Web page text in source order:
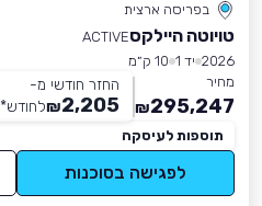
בפריסה ארצית
טויוטה היילקסACTIVE
2026 יד 1
10 ק״מ
מחיר
295,247
₪
החזר חודשי מ-
2,205
₪לחודש*
תוספות לעיסקה
לפגישה בסוכנות